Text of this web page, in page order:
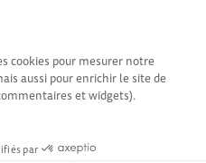
cookies pour mesurer notre
aussi pour enrichir le site de
et widgets).
par
industrielle de la région.
confidentialité|CGU